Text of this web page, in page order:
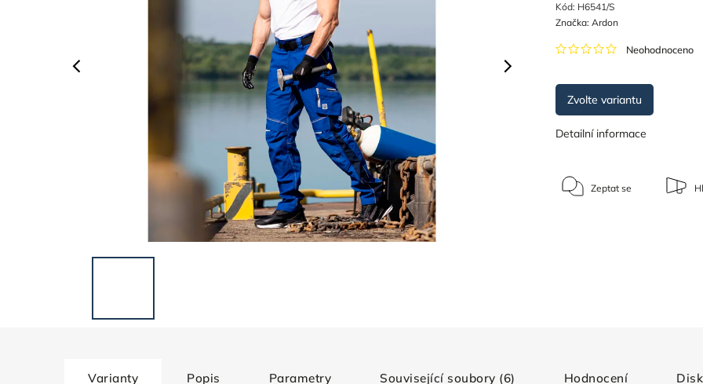
Kód: H6541/S
Neohodnoceno
Značka: Ardon
Zvolte variantu
Detailní informace
Zeptat se
Varianty Popis Parametry Související soubory (6) Hodnocení